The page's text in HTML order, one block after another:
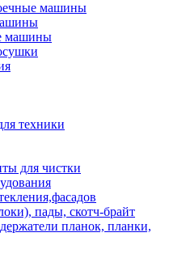
машины
машины
техники
для чистки
пады, скотч-брайт
планок, планки,